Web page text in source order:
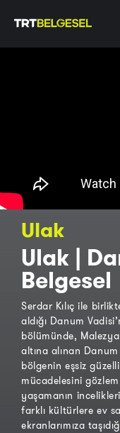
Ulak
Ulak |
Belgesel
Serdar Kılıç ile
aldığı Danum
bölümünde,
altına alınan Danum
bölgenin eşsiz
mücadelesini
yaşamanın
farklı kültürlere ev
ekranlarımıza